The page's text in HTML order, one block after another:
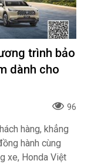
trình bảo
dành cho
96
hàng, khẳng
hành cùng
xe, Honda Việt